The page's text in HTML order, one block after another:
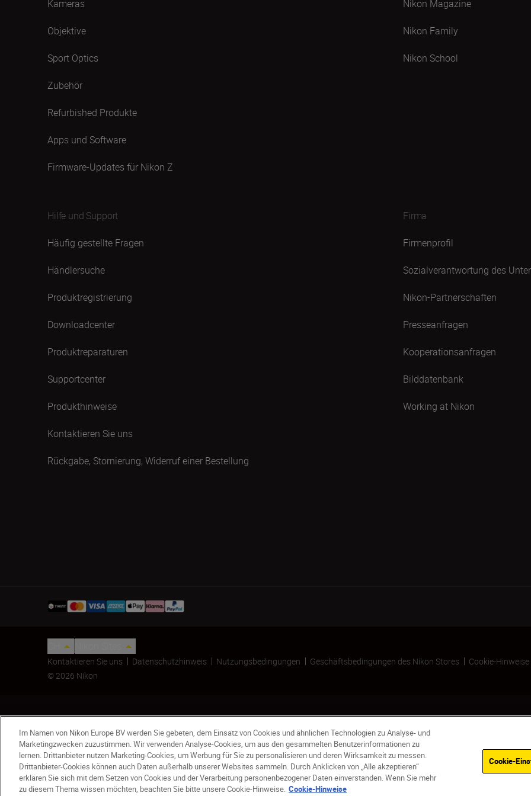
Gegenlichtblende HB-103
CHF 55.17 CHF 64.90
Nicht vorrätig
Kameras
Objektive
Sport Optics
Zubehör
Refurbished Produkte
Apps und Software
Firmware-Updates für Nikon Z
Nikon Magazine
Nikon Family
Nikon School
Hilfe und Support
Häufig gestellte Fragen
Händlersuche
Produktregistrierung
Downloadcenter
Produktreparaturen
Supportcenter
Produkthinweise
Kontaktieren Sie uns
Rückgabe, Stornierung, Widerruf einer Bestellung
Firma
Firmenprofil
Sozialverantwortung des
Nikon-Partnerschaften
Presseanfragen
Kooperationsanfragen
Bilddatenbank
Working at Nikon
Kontaktieren Sie uns Datenschutzhinweis Nutzungsbedingungen Geschäftsbedingungen des Nikon Stores Cookie-Hinweise
© 2026 Nikon
Im Namen von Nikon Europe BV werden Sie gebeten, dem Einsatz von Cookies und ähnlichen Technologien zu Analyse- und
Marketingzwecken zuzustimmen. Wir verwenden Analyse-Cookies, um aus den gesammelten Benutzerinformationen zu
lernen. Drittanbieter nutzen Marketing-Cookies, um Werbung für Sie zu personalisieren und deren Wirksamkeit zu messen.
Drittanbieter-Cookies können auch Daten außerhalb unserer Websites sammeln. Durch Anklicken von „Alle akzeptieren“
erklären Sie sich mit dem Setzen von Cookies und der Verarbeitung personenbezogener Daten einverstanden. Wenn Sie mehr
zu diesem Thema wissen möchten, beachten Sie bitte unsere Cookie-Hinweise. Cookie-Hinweise
Cookie-